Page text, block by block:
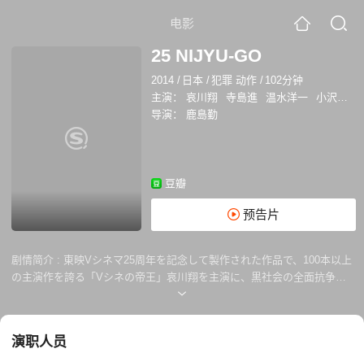
电影
25 NIJYU-GO
2014 / 日本 /犯罪 动作 / 102分钟
主演：
哀川翔 寺島進 温水洋一
小沢仁志
导演：
鹿島勤
豆瓣
预告片
剧情简介 : 東映Vシネマ25周年を記念して製作された作品で、100本以上
の主演作を誇る「Vシネの帝王」哀川翔を主演に、黒社会の全面抗争を
描いたバイオレンスアクション。半グレ集団から金を巻き上げ着服する
命令される。困った2人は、巨額年金横領事件のニュースを知り、容疑
演职人员